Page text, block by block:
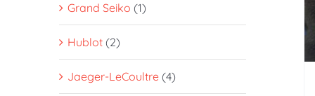
Grand Seiko (1)
Hublot (2)
Jaeger-LeCoultre (4)